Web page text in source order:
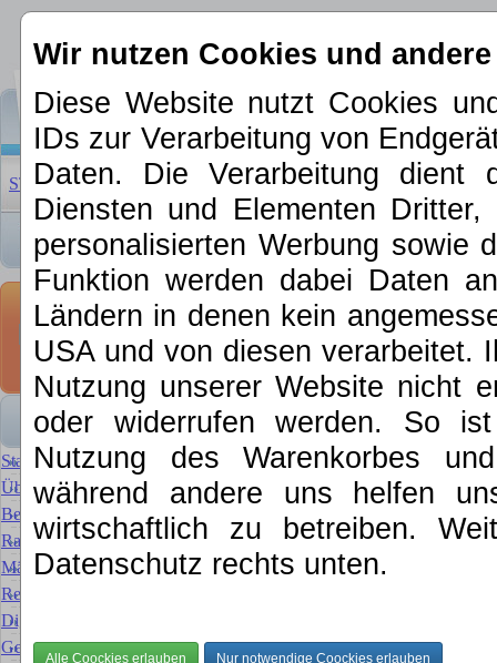
Wir nutzen Cookies und
Diese Website nutzt Cookies
IDs zur Verarbeitung von
Daten. Die Verarbeitung dient
Diensten und Elementen
personalisierten Werbung sowie
Funktion werden dabei Daten
Ländern in denen kein
USA und von diesen verarbeitet.
Nutzung unserer Website nicht
oder widerrufen werden. So
Nutzung des Warenkorbes
während andere uns helfen
wirtschaftlich zu betreiben.
Datenschutz rechts unten.
STARTSEITE| ÜBER UNS |NEUHEITEN 2026 |
Startseite
Über MKE
Bewertung für Ihre Sammlung
Rat & Tat
Märklin Ersatzteilservice
Reparaturservice Reparaturen
Digital- Umbauten & Umrüstungen
Gebrauchte Artikel
Restposten, Einzelstücke,
REINEX 2 Tuben